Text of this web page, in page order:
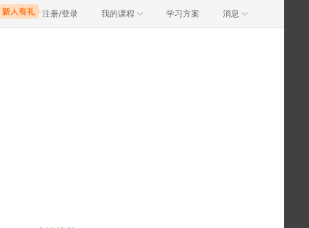
注册/登录 我的课程 学习方案 消息